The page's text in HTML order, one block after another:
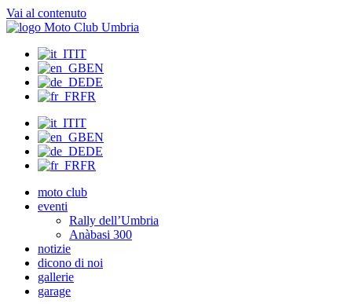
Vai al contenuto
IT
EN
DE
FR
IT
EN
DE
FR
moto club
eventi
Rally dell’Umbria
Anàbasi 300
notizie
dicono di noi
gallerie
garage